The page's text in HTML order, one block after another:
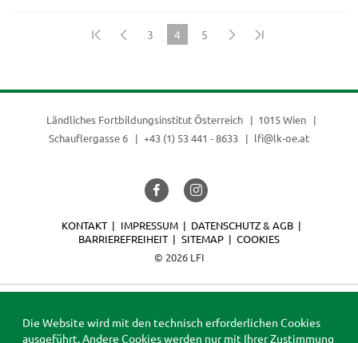
3
4
5
Ländliches Fortbildungsinstitut Österreich
1015 Wien
Schauflergasse 6
+43 (1) 53 441 - 8633 lfi@lk-oe.at
© 2026 LFI
KONTAKT IMPRESSUM
DATENSCHUTZ & AGB
BARRIEREFREIHEIT
SITEMAP COOKIES
Die Website wird mit den technisch erforderlichen Cookies
ausgeführt. Andere Cookies werden nur mit Ihrer Zustimmung